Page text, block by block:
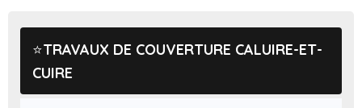
TRAVAUX DE COUVERTURE CALUIRE-ET-
CUIRE